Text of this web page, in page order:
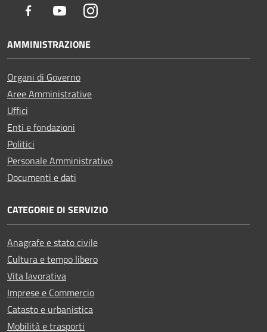
Facebook YoutubeInstagram
AMMINISTRAZIONE
Organi di Governo
Aree Amministrative
Uffici
Enti e fondazioni
Politici
Personale Amministrativo
Documenti e dati
CATEGORIE DI SERVIZIO
Anagrafe e stato civile
Cultura e tempo libero
Vita lavorativa
Imprese e Commercio
Catasto e urbanistica
Mobilità e trasporti